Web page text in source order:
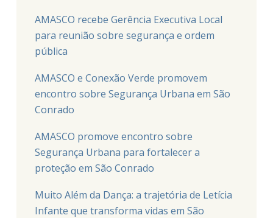
AMASCO recebe Gerência Executiva Local
para reunião sobre segurança e ordem
pública
AMASCO e Conexão Verde promovem
encontro sobre Segurança Urbana em São
Conrado
AMASCO promove encontro sobre
Segurança Urbana para fortalecer a
proteção em São Conrado
Muito Além da Dança: a trajetória de Letícia
Infante que transforma vidas em São